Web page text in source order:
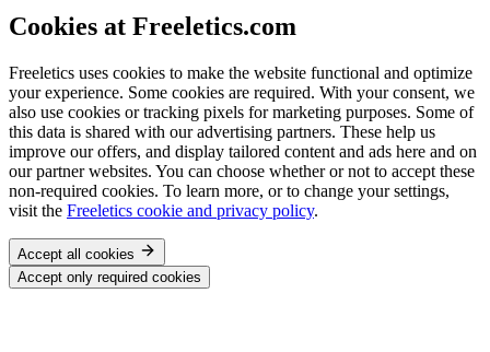
Cookies at Freeletics.com
Freeletics uses cookies to make the website functional and optimize
your experience. Some cookies are required. With your consent, we
also use cookies or tracking pixels for marketing purposes. Some of
this data is shared with our advertising partners. These help us
improve our offers, and display tailored content and ads here and on
our partner websites. You can choose whether or not to accept these
non-required cookies. To learn more, or to change your settings,
visit the Freeletics cookie and privacy policy.
Accept all cookies
Accept only required cookies